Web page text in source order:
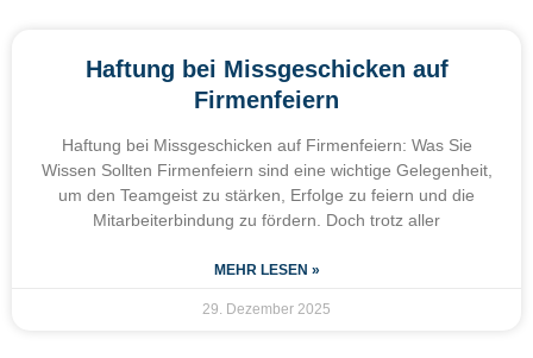
Haftung bei Missgeschicken auf
Firmenfeiern
Haftung bei Missgeschicken auf Firmenfeiern: Was Sie
Wissen Sollten Firmenfeiern sind eine wichtige Gelegenheit,
um den Teamgeist zu stärken, Erfolge zu feiern und die
Mitarbeiterbindung zu fördern. Doch trotz aller
MEHR LESEN »
29. Dezember 2025